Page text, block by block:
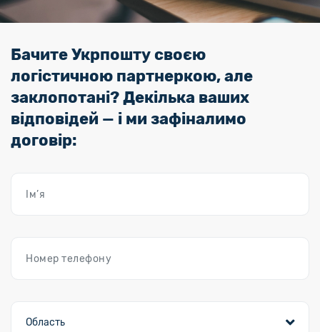
Бачите Укрпошту своєю
логістичною партнеркою, але
заклопотані? Декілька ваших
відповідей — і ми зафіналимо
договір: